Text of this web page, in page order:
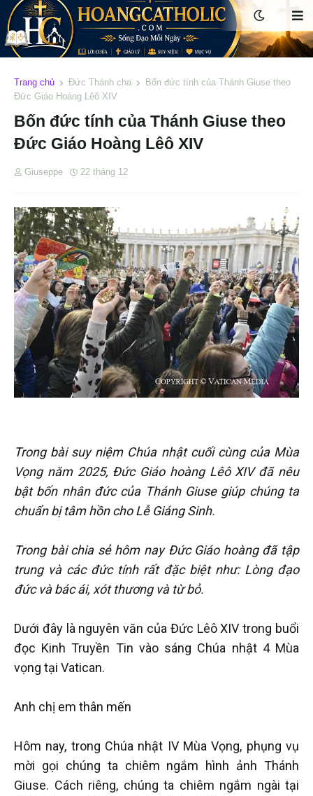
Trang chủ Đức Thánh cha
Bốn đức tính của Thánh Giuse theo
Đức Giáo Hoàng Lêô XIV
Bốn đức tính của Thánh Giuse theo
Đức Giáo Hoàng Lêô XIV
Giuseppe 22 tháng 12
Trong bài suy niệm Chúa nhật cuối cùng của Mùa
Vọng năm 2025, Đức Giáo hoàng Lêô XIV đã nêu
bật bốn nhân đức của Thánh Giuse giúp chúng ta
chuẩn bị tâm hồn cho Lễ Giáng Sinh.
Trong bài chia sẻ hôm nay Đức Giáo hoàng đã tập
trung và các đức tính rất đặc biệt như: Lòng đạo
đức và bác ái, xót thương và từ bỏ.
Dưới đây là nguyên văn của Đức Lêô XIV trong buổi
đọc Kinh Truyền Tin vào sáng Chúa nhật 4 Mùa
vọng tại Vatican.
Anh chị em thân mến
Hôm nay, trong Chúa nhật IV Mùa Vọng, phụng vụ
mời gọi chúng ta chiêm ngắm hình ảnh Thánh
Giuse. Cách riêng, chúng ta chiêm ngắm ngài tại